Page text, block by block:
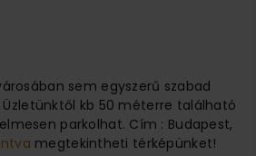
sem egyszerű szabad
kb 50 méterre található
parkolhat. Cím : Budapest,
megtekintheti térképünket!